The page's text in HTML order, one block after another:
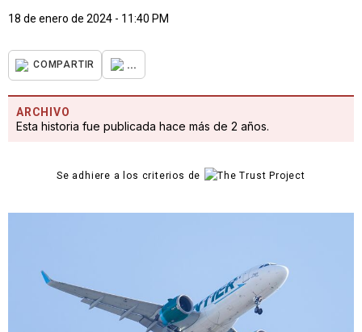
18 de enero de 2024 - 11:40 PM
COMPARTIR ...
ARCHIVO
Esta historia fue publicada hace más de 2 años.
Se adhiere a los criterios de